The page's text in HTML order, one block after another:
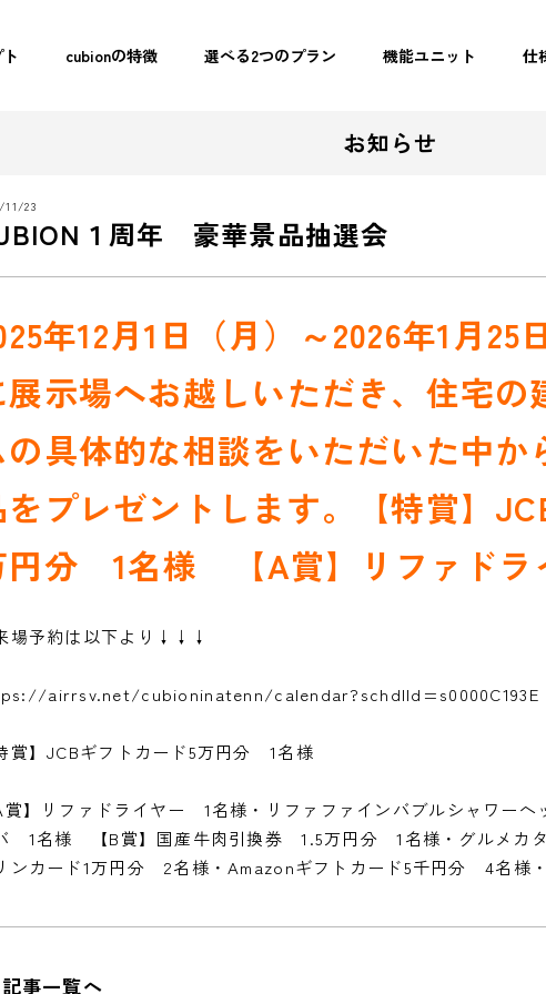
cubionの特徴 選べる2つのプラン 機能ユニット 仕
お知らせ
11/23
１周年 豪華景品抽選会
年12月1日（月）～2026年1月25
展示場へお越しいただき、住宅の
の具体的な相談をいただいた中か
をプレゼントします。【特賞】
円分 1名様 【A賞】リファド
場予約は以下より↓↓↓
airrsv.net/cubioninatenn/calendar?schdlId=s0000C193E
賞】JCBギフトカード5万円分 1名様
賞】リファドライヤー 1名様・リファファインバブルシャワー
1名様 【B賞】国産牛肉引換券 1.5万円分 1名様・グルメカ
ンカード1万円分 2名様・Amazonギフトカード5千円分 4名様
事一覧へ